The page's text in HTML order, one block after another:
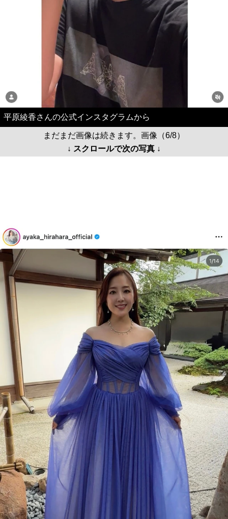
平原綾香さんの公式インスタグラムから
まだまだ画像は続きます。画像（6/8）
↓ スクロールで次の写真 ↓